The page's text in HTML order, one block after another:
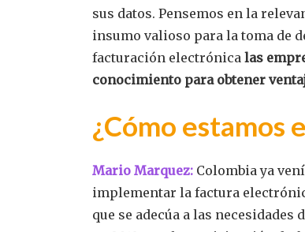
sus datos. Pensemos en la
insumo valioso para la toma de
facturación electrónica las
conocimiento para obtener
¿Cómo estamos
Mario Marquez: Colombia ya
implementar la factura
que se adecúa a las